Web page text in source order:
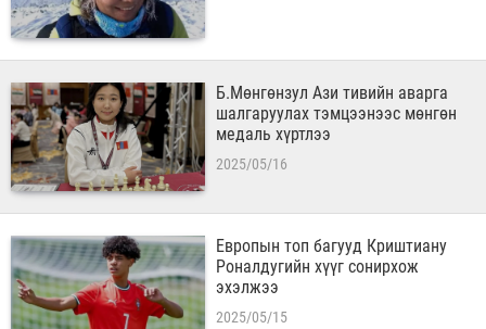
Б.Мөнгөнзул Ази тивийн аварга
шалгаруулах тэмцээнээс мөнгөн
медаль хүртлээ
2025/05/16
Европын топ багууд Криштиану
Роналдугийн хүүг сонирхож
эхэлжээ
2025/05/15